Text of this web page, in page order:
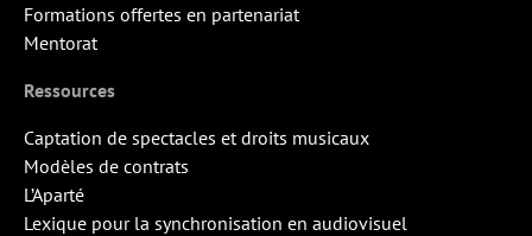
Formations offertes en partenariat
Mentorat
Ressources
Captation de spectacles et droits musicaux
Modèles de contrats
L’Aparté
Lexique pour la synchronisation en audiovisuel